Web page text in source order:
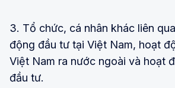
3. Tổ chức, cá nhân khác liên
động đầu tư tại Việt Nam, hoạt
Việt Nam ra nước ngoài và hoạt
đầu tư.